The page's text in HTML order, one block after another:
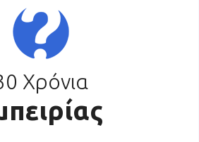
Χρόνια